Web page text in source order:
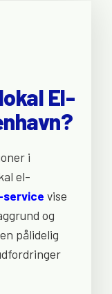
El-
i
el-
service vise
og
pålidelig